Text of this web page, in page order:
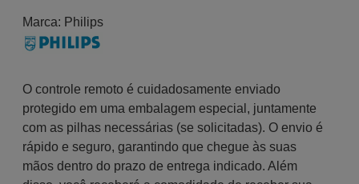
Marca: Philips
O controle remoto é cuidadosamente enviado
protegido em uma embalagem especial, juntamente
com as pilhas necessárias (se solicitadas). O envio é
rápido e seguro, garantindo que chegue às suas
mãos dentro do prazo de entrega indicado. Além